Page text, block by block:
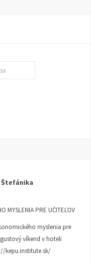
MYSLENIA PRE UČITEĽOV
myslenia pre
víkend v hoteli
kepu.institute.sk/